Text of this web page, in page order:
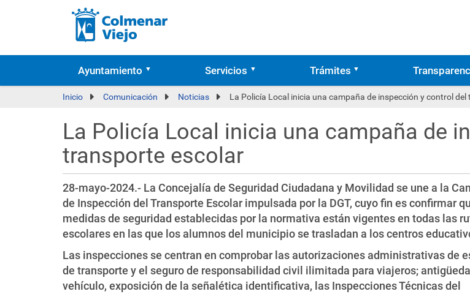
Ayuntamiento Servicios Trámites
Inicio Comunicación Noticias La Policía Local inicia una campaña de inspección y control
La Policía Local inicia una campaña de
transporte escolar
28-mayo-2024.- La Concejalía de Seguridad Ciudadana y Movilidad se une a la
de Inspección del Transporte Escolar impulsada por la DGT, cuyo fin es confirmar
medidas de seguridad establecidas por la normativa están vigentes en todas las
escolares en las que los alumnos del municipio se trasladan a los centros
Las inspecciones se centran en comprobar las autorizaciones administrativas de
de transporte y el seguro de responsabilidad civil ilimitada para viajeros;
vehículo, exposición de la señalética identificativa, las Inspecciones Técnicas del